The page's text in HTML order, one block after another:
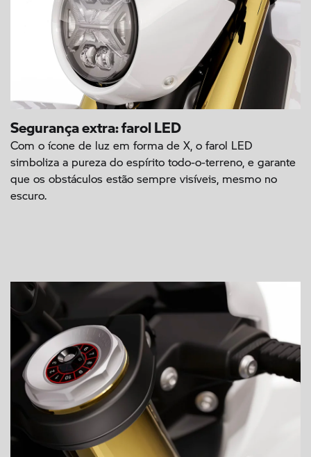
Segurança extra: farol LED
Com o ícone de luz em forma de X, o farol LED
simboliza a pureza do espírito todo-o-terreno, e garante
que os obstáculos estão sempre visíveis, mesmo no
escuro.